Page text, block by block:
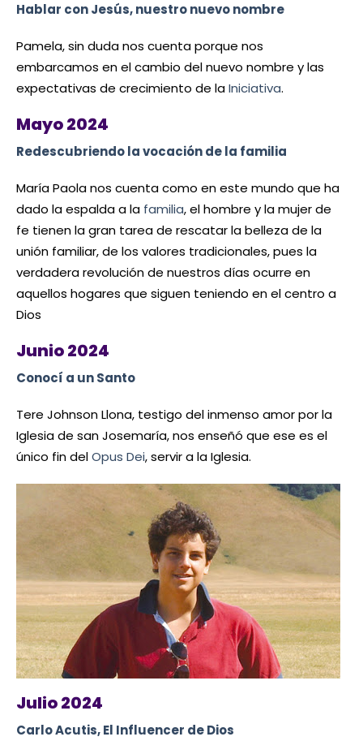
Hablar con Jesús, nuestro nuevo nombre
Pamela, sin duda nos cuenta porque nos
embarcamos en el cambio del nuevo nombre y las
expectativas de crecimiento de laIniciativa.
Mayo 2024
Redescubriendo la vocación de la familia
María Paola nos cuenta como en este mundo que ha
dado la espalda a la familia, el hombre y la mujer de
fe tienen la gran tarea de rescatar la belleza de la
unión familiar, de los valores tradicionales, pues la
verdadera revolución de nuestros días ocurre en
aquellos hogares que siguen teniendo en el centro a
Dios
Junio 2024
Conocí a un Santo
Tere Johnson Llona, testigo del inmenso amor por la
Iglesia de san Josemaría, nos enseñó que ese es el
único fin delOpus Dei, servir a la Iglesia.
Julio 2024
Carlo Acutis, El Influencer de Dios